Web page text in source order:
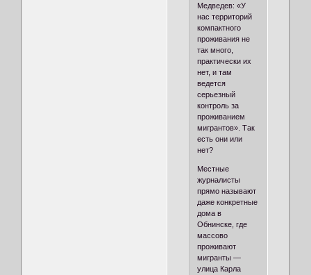
Медведев: «У
нас территорий
компактного
проживания не
так много,
практически их
нет, и там
ведется
серьезный
контроль за
проживанием
мигрантов». Так
есть они или
нет?
Местные
журналисты
прямо называют
даже конкретные
дома в
Обнинске, где
массово
проживают
мигранты —
улица Карла